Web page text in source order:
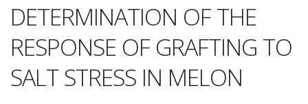
DETERMINATION OF THE
RESPONSE OF GRAFTING TO
SALT STRESS IN MELON